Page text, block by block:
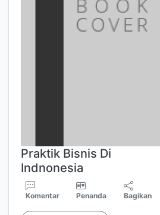
Praktik Bisnis Di
Indnonesia
Komentar Penanda Bagikan